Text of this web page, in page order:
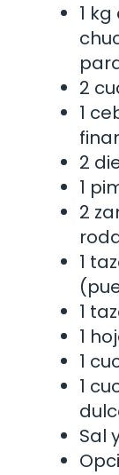
1
2
1
2
1
2
1
1
1
1
1
Sal